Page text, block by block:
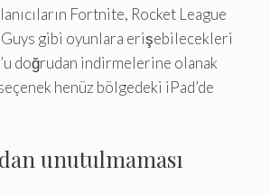
Fortnite, Rocket League
gibi oyunlara erişebilecekleri
doğrudan indirmelerine olanak
henüz bölgedeki iPad’de
unutulmaması